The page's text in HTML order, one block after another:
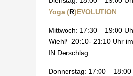
Yoga (R)EVOLUTION
Mittwoch: 17:30 – 19:00
Wiehl/ 20:10- 21:10 Uhr
IN Derschlag
Donnerstag: 17:00 – 18:00